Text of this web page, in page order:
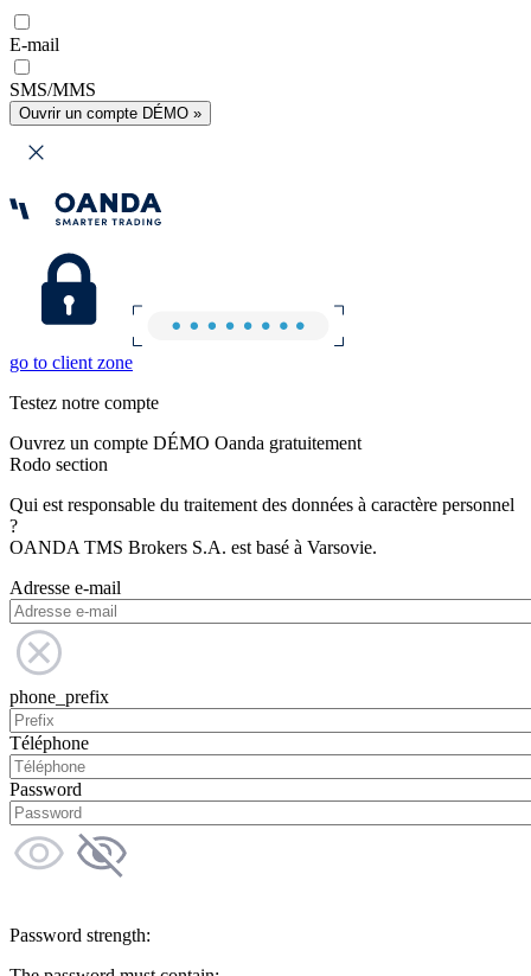
E-mail
SMS/MMS
Ouvrir un compte DÉMO »
go to client zone
Testez notre compte
Ouvrez un compte DÉMO Oanda gratuitement
Rodo section
Qui est responsable du traitement des données à caractère personnel
?
OANDA TMS Brokers S.A. est basé à Varsovie.
Adresse e-mail
phone_prefix
Téléphone
Password
Password strength: